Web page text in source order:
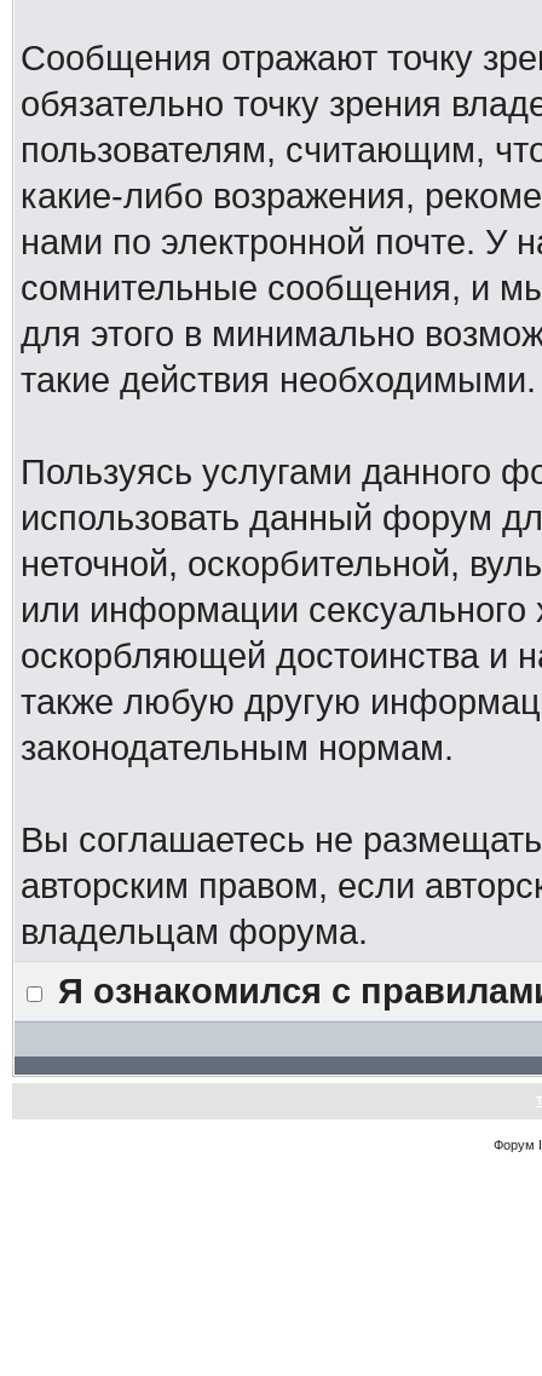
Сообщения отражают точку
обязательно точку зрения
пользователям, считающим,
какие-либо возражения,
нами по электронной почте. У
сомнительные сообщения, и
для этого в минимально
такие действия необходимыми.
Пользуясь услугами данного
использовать данный форум
неточной, оскорбительной,
или информации
оскорбляющей достоинства и
также любую другую
законодательным нормам.
Вы соглашаетесь не
авторским правом, если
владельцам форума.
Я ознакомился с
Форум